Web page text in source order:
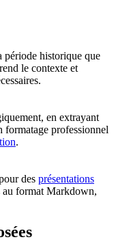
période historique que
le contexte et
en extrayant
formatage professionnel
.
des présentations
au format Markdown,